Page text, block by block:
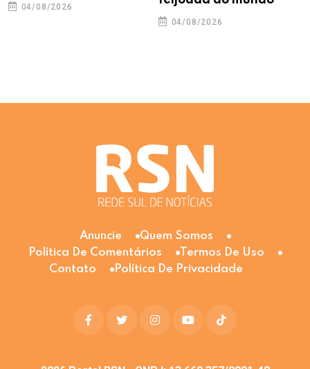
04/08/2026
04/08/2026
Anuncie
Quem Somos
Política De Comentários
Termos De Uso
Contato
Política De Privacidade